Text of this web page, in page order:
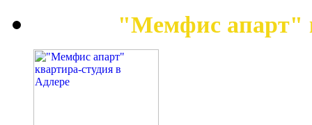
"Мемфис апарт"